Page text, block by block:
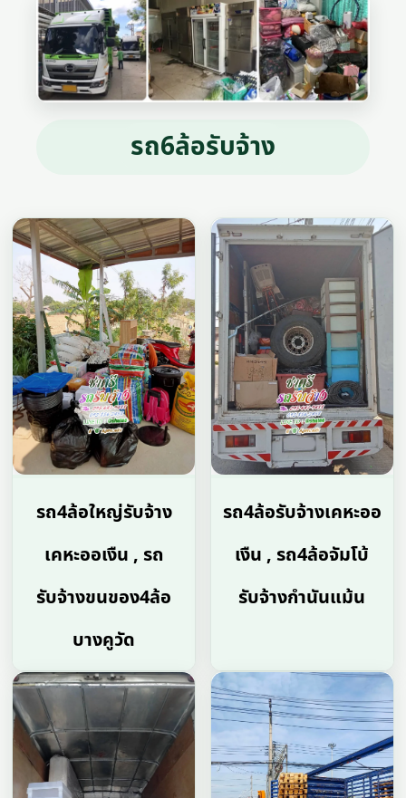
รถ6ล้อรับจ้าง
รถ4ล้อใหญ่รับจ้าง
เคหะออเงืน , รถ
รับจ้างขนของ4ล้อ
บางคูวัด
รถ4ล้อรับจ้างเคหะออ
เงืน , รถ4ล้อจัมโบ้
รับจ้างกำนันแม้น